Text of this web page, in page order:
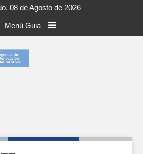
08 de Agosto de 2026
Menú Guia